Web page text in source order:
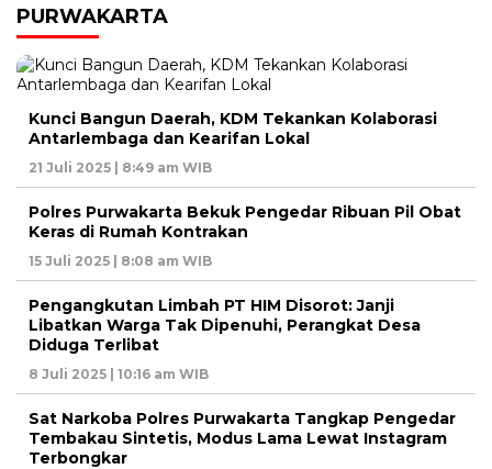
PURWAKARTA
Kunci Bangun Daerah, KDM Tekankan Kolaborasi
Antarlembaga dan Kearifan Lokal
21 Juli 2025 | 8:49 am WIB
Polres Purwakarta Bekuk Pengedar Ribuan Pil Obat
Keras di Rumah Kontrakan
15 Juli 2025 | 8:08 am WIB
Pengangkutan Limbah PT HIM Disorot: Janji
Libatkan Warga Tak Dipenuhi, Perangkat Desa
Diduga Terlibat
8 Juli 2025 | 10:16 am WIB
Sat Narkoba Polres Purwakarta Tangkap Pengedar
Tembakau Sintetis, Modus Lama Lewat Instagram
Terbongkar